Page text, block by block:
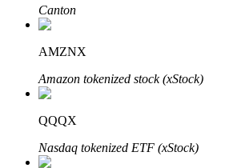
Découvrez comment gagner un revenu
Bitrue
Canton
AMZNX
Amazon tokenized stock (xStock)
QQQX
Nasdaq tokenized ETF (xStock)